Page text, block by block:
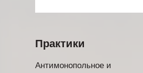
Практики
Антимонопольное и